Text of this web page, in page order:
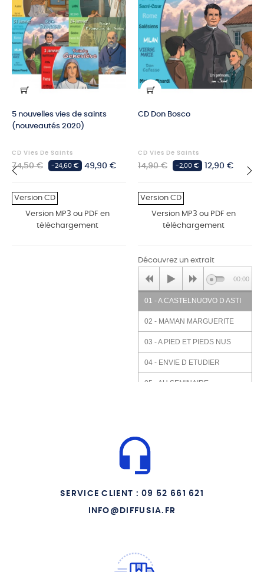
5 nouvelles vies de saints
(nouveautés 2020)
CD Vies De Saints
Prix
habituel
74,50 € -24,60 € Prix
49,90 €
Version CD
Version MP3 ou PDF en
téléchargement
CD Don Bosco
CD Vies De Saints
Prix
14,90 € -2,00 € Prix
12,90 €
Version CD
Version MP3 ou PDF en
téléchargement
Découvrez un extrait
01 - A CASTELNUOVO D ASTI
02 - MAMAN MARGUERITE
03 - A PIED ET PIEDS NUS
04 - ENVIE D ETUDIER
05 - AU SEMINAIRE
CONCEPTION
PATRONAGE
09 - AU SERVICE DES
TURINOIS
SALESIENS
00:00
‹
SERVICE CLIENT : 09 52 661 621
INFO@DIFFUSIA.FR